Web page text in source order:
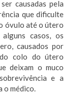
causadas pela
que dificulte
óvulo até o útero
casos, os
causados por
colo do útero
deixam o muco
e a
o médico.